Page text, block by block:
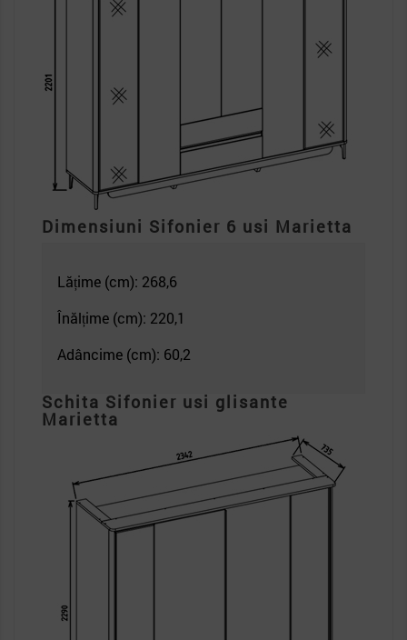
Dimensiuni Sifonier 6 usi Marietta
Lățime (cm): 268,6
Înălțime (cm): 220,1
Adâncime (cm): 60,2
Schita Sifonier usi glisante
Marietta